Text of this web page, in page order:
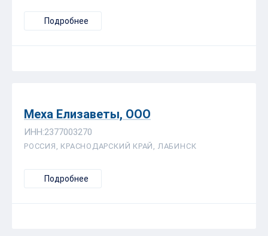
Подробнее
Меха Елизаветы, ООО
ИНН:2377003270
РОССИЯ, КРАСНОДАРСКИЙ КРАЙ, ЛАБИНСК
Подробнее